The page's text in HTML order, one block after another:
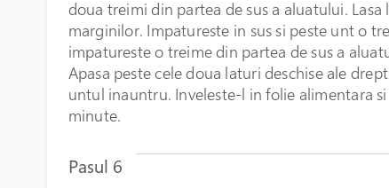
doua treimi din partea de sus a aluatului.
marginilor. Impatureste in sus si peste unt o
impatureste o treime din partea de sus a
Apasa peste cele doua laturi deschise ale
untul inauntru. Inveleste-l in folie alimentara si
minute.
Pasul 6